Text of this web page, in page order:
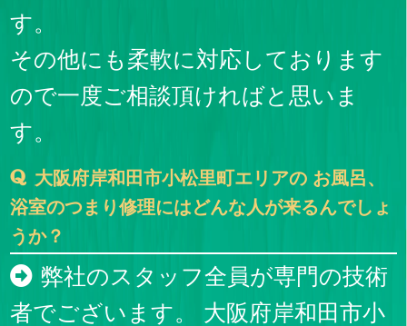
す。
その他にも柔軟に対応しております
ので一度ご相談頂ければと思いま
す。
大阪府岸和田市小松里町エリアの お風呂、
浴室のつまり修理にはどんな人が来るんでしょ
うか？
弊社のスタッフ全員が専門の技術
者でございます。 大阪府岸和田市小